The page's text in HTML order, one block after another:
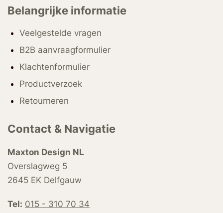
Belangrijke informatie
Veelgestelde vragen
B2B aanvraagformulier
Klachtenformulier
Productverzoek
Retourneren
Contact & Navigatie
Maxton Design NL
Overslagweg 5
2645 EK Delfgauw
Tel: 015 - 310 70 34